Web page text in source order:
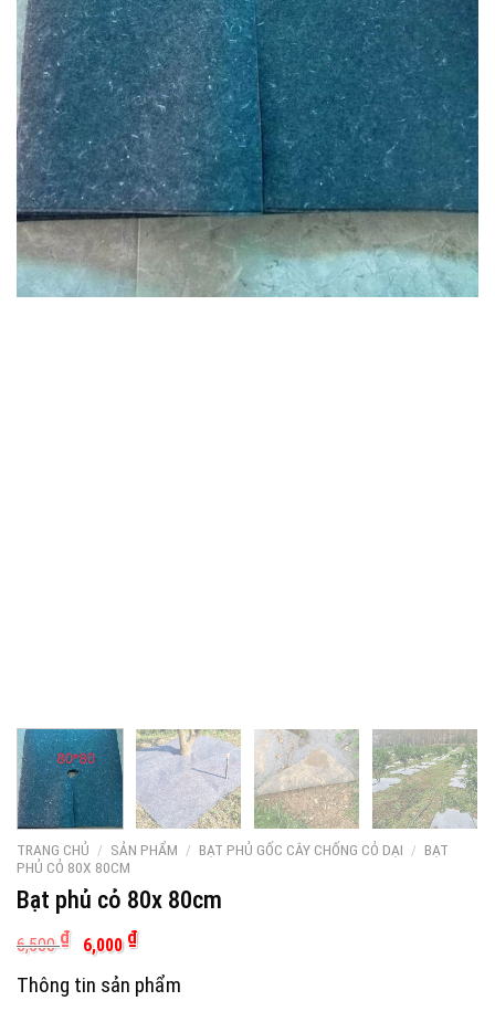
TRANG CHỦ / SẢN PHẨM / BẠT PHỦ GỐC CÂY CHỐNG CỎ DẠI / BẠT
PHỦ CỎ 80X 80CM
Bạt phủ cỏ 80x 80cm
6,500₫
Giá
gốc
6,500 ₫.
6,000 ₫Giá
hiện
tại
là:
Thông tin sản phẩm